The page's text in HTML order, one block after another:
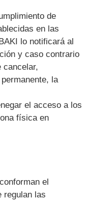
de
en las
lo notificará al
y caso contrario
cancelar,
la
el acceso a los
física en
el
regulan las